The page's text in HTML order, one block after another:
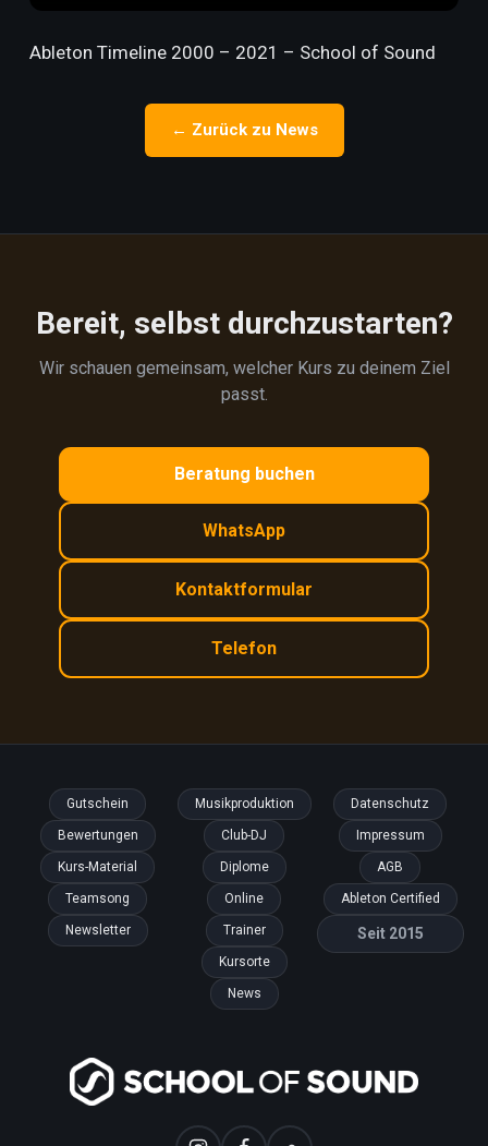
Ableton Timeline 2000 – 2021 – School of Sound
← Zurück zu News
Bereit, selbst durchzustarten?
Wir schauen gemeinsam, welcher Kurs zu deinem Ziel
passt.
Beratung buchen
WhatsApp
Kontaktformular
Telefon
Gutschein
Bewertungen
Kurs-Material
Teamsong
Newsletter
Musikproduktion
Club-DJ
Diplome
Online
Trainer
Kursorte
News
Datenschutz
Impressum
AGB
Ableton Certified
Seit 2015